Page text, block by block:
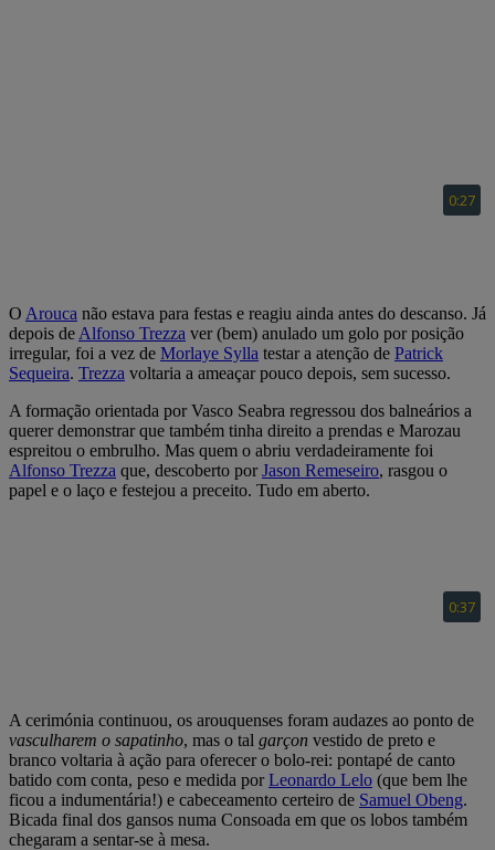
O Arouca não estava para festas e reagiu ainda antes do descanso. Já
depois de Alfonso Trezza ver (bem) anulado um golo por posição
irregular, foi a vez de Morlaye Sylla testar a atenção de Patrick
Sequeira. Trezza voltaria a ameaçar pouco depois, sem sucesso.
A formação orientada por Vasco Seabra regressou dos balneários a
querer demonstrar que também tinha direito a prendas e Marozau
espreitou o embrulho. Mas quem o abriu verdadeiramente foi
Alfonso Trezza que, descoberto porJason Remeseiro, rasgou o
papel e o laço e festejou a preceito. Tudo em aberto.
A cerimónia continuou, os arouquenses foram audazes ao ponto de
vasculharem o sapatinho, mas o tal garçon vestido de preto e
branco voltaria à ação para oferecer o bolo-rei: pontapé de canto
batido com conta, peso e medida porLeonardo Lelo (que bem lhe
ficou a indumentária!) e cabeceamento certeiro de Samuel Obeng.
Bicada final dos gansos numa Consoada em que os lobos também
chegaram a sentar-se à mesa.